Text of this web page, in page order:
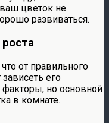
цветок не
развиваться.
от правильного
его
но основной
в комнате.